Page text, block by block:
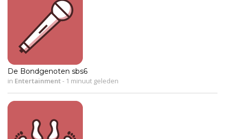
De Bondgenoten sbs6
in Entertainment- 1 minuut geleden